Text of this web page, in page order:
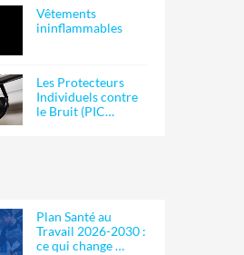
Vêtements
ininflammables
Les Protecteurs
Individuels contre
le Bruit (PIC…
Plan Santé au
Travail 2026-2030 :
ce qui change …